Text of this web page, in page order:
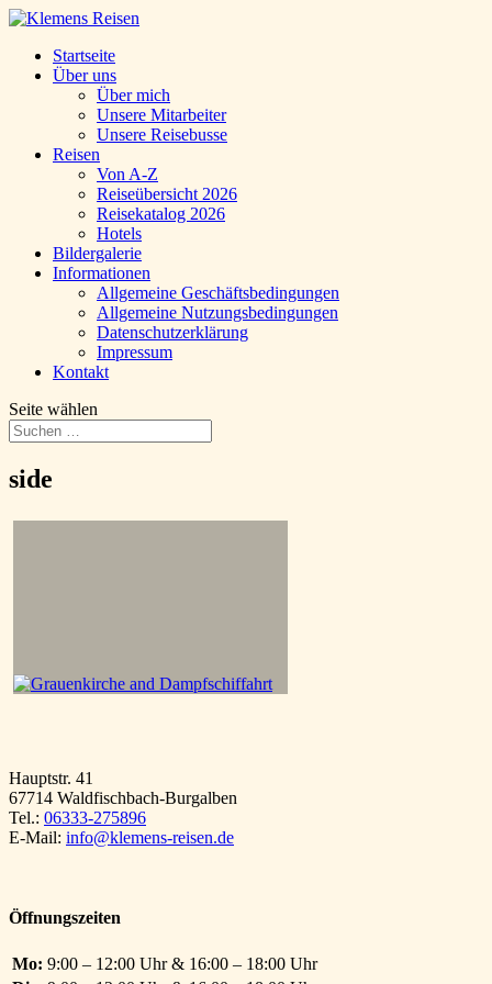
Startseite
Über uns
Über mich
Unsere Mitarbeiter
Unsere Reisebusse
Reisen
Von A-Z
Reiseübersicht 2026
Reisekatalog 2026
Hotels
Bildergalerie
Informationen
Allgemeine Geschäftsbedingungen
Allgemeine Nutzungsbedingungen
Datenschutzerklärung
Impressum
Kontakt
Seite wählen
side
Hauptstr. 41
67714 Waldfischbach-Burgalben
Tel.: 06333-275896
E-Mail: info@klemens-reisen.de
Öffnungszeiten
Mo: 9:00 – 12:00 Uhr & 16:00 – 18:00 Uhr